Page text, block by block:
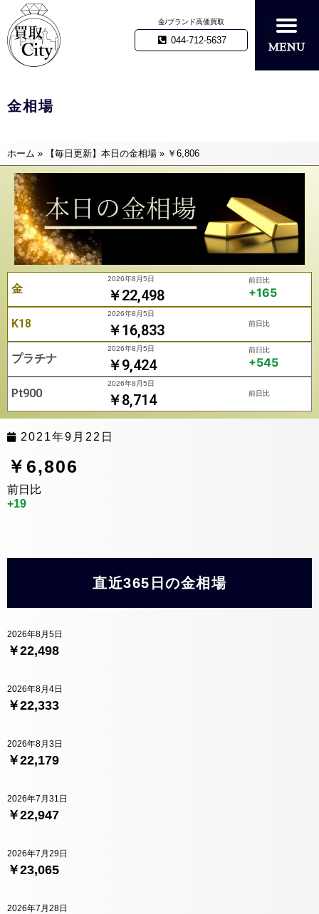
金/ブランド高価買取
044-712-5637
金相場
ホーム » 【毎日更新】本日の金相場 » ￥6,806
金 ￥22,498
2026年8月5日 前日比
+165
K18 ￥16,833
2026年8月5日
前日比
プラチナ ￥9,424
2026年8月5日 前日比
+545
Pt900 ￥8,714
2026年8月5日
前日比
2021年9月22日
￥6,806
前日比
+19
直近365日の金相場
￥22,498
2026年8月5日
￥22,333
2026年8月4日
￥22,179
2026年8月3日
￥22,947
2026年7月31日
￥23,065
2026年7月29日
2026年7月28日